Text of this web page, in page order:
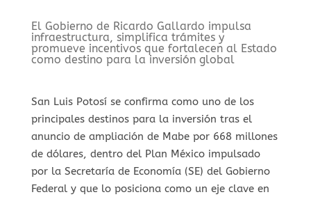
⁠El Gobierno de Ricardo Gallardo impulsa
infraestructura, simplifica trámites y
promueve incentivos que fortalecen al Estado
como destino para la inversión global
San Luis Potosí se confirma como uno de los
principales destinos para la inversión tras el
anuncio de ampliación de Mabe por 668 millones
de dólares, dentro del Plan México impulsado
por la Secretaría de Economía (SE) del Gobierno
Federal y que lo posiciona como un eje clave en